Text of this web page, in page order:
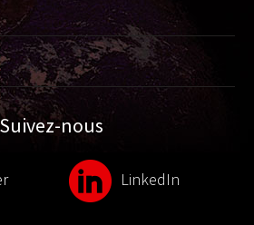
Suivez-nous
LinkedIn